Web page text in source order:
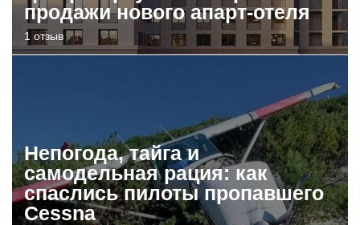
продажи нового апарт-отеля
1 отзыв
Непогода, тайга и
самодельная рация: как
спаслись пилоты пропавшего
Cessna